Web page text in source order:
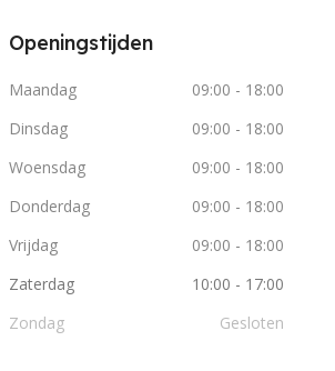
Openingstijden
Maandag
09:00 - 18:00
Dinsdag
09:00 - 18:00
Woensdag
09:00 - 18:00
Donderdag
09:00 - 18:00
Vrijdag
09:00 - 18:00
Zaterdag
10:00 - 17:00
Zondag
Gesloten